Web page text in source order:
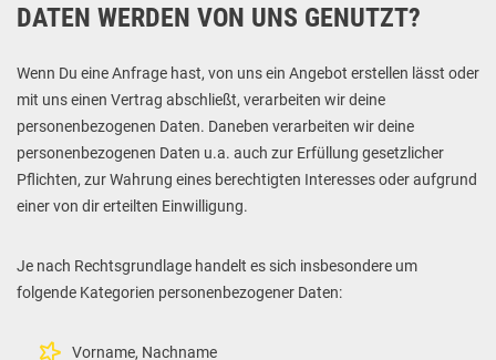
DATEN WERDEN VON UNS GENUTZT?
Wenn Du eine Anfrage hast, von uns ein Angebot erstellen lässt oder
mit uns einen Vertrag abschließt, verarbeiten wir deine
personenbezogenen Daten. Daneben verarbeiten wir deine
personenbezogenen Daten u.a. auch zur Erfüllung gesetzlicher
Pflichten, zur Wahrung eines berechtigten Interesses oder aufgrund
einer von dir erteilten Einwilligung.
Je nach Rechtsgrundlage handelt es sich insbesondere um
folgende Kategorien personenbezogener Daten:
Vorname, Nachname